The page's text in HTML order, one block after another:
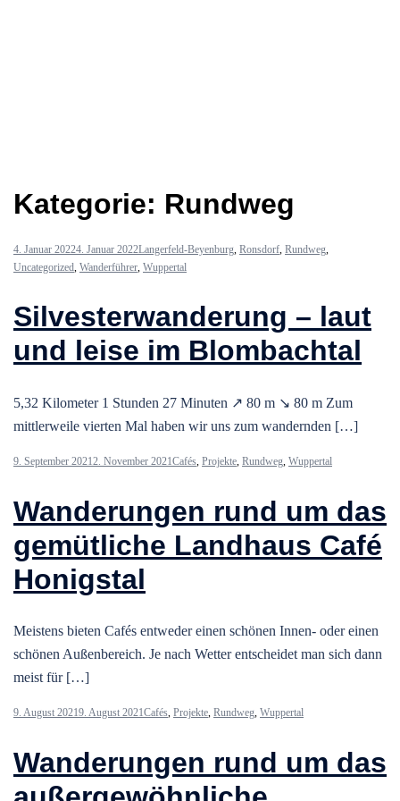
Kategorie: Rundweg
4. Januar 20224. Januar 2022Langerfeld-Beyenburg, Ronsdorf, Rundweg,
Uncategorized, Wanderführer, Wuppertal
Silvesterwanderung – laut
und leise im Blombachtal
5,32 Kilometer 1 Stunden 27 Minuten ↗ 80 m ↘ 80 m Zum
mittlerweile vierten Mal haben wir uns zum wandernden […]
9. September 20212. November 2021Cafés, Projekte, Rundweg, Wuppertal
Wanderungen rund um das
gemütliche Landhaus Café
Honigstal
Meistens bieten Cafés entweder einen schönen Innen- oder einen
schönen Außenbereich. Je nach Wetter entscheidet man sich dann
meist für […]
9. August 20219. August 2021Cafés, Projekte, Rundweg, Wuppertal
Wanderungen rund um das